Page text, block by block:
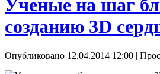
Ученые на шаг
созданию 3D
Опубликовано 12.04.2014 12:00 |